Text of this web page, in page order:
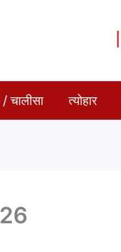
चालीसा त्योहार